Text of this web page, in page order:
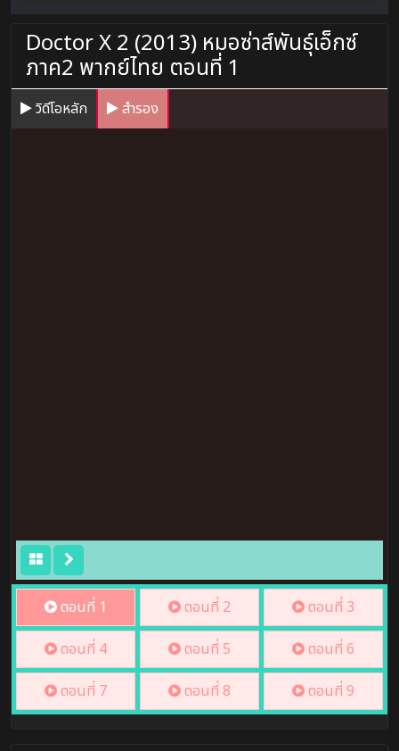
Doctor X 2 (2013) หมอซ่าส์พันธุ์เอ็กซ์
ภาค2 พากย์ไทย ตอนที่ 1
วิดีโอหลัก สำรอง
ตอนที่ 1 ตอนที่ 2
ตอนที่ 3
ตอนที่ 4
ตอนที่ 5
ตอนที่ 6
ตอนที่ 7
ตอนที่ 8 ตอนที่ 9